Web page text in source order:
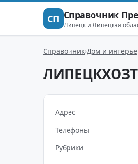
СП Справочник
Липецк и Липецкая
Справочник Дом и
Адрес
Телефоны
Рубрики